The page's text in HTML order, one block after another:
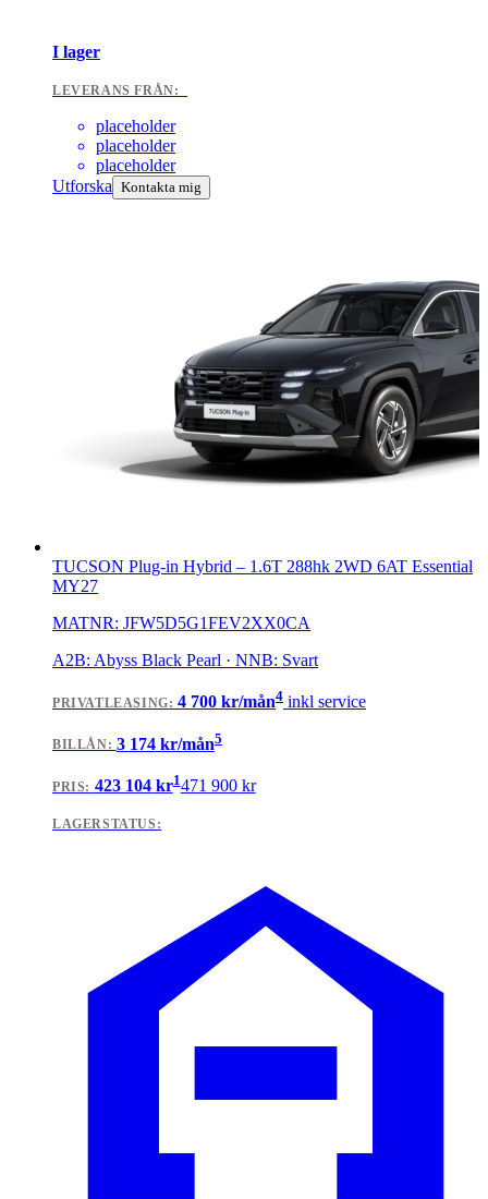
I lager
LEVERANS FRÅN:
placeholder
placeholder
placeholder
Utforska Kontakta mig
TUCSON Plug-in Hybrid – 1.6T 288hk 2WD 6AT Essential
MY27
MATNR: JFW5D5G1FEV2XX0CA
A2B: Abyss Black Pearl · NNB: Svart
PRIVATLEASING:4 700 kr/mån4 inkl service
BILLÅN: 3 174kr/mån5
PRIS: 423 104kr1471 900kr
LAGERSTATUS: